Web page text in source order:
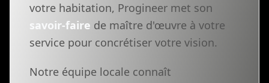
votre habitation, Progineer met son
savoir-faire de maître d'œuvre à votre
service pour concrétiser votre vision.
Notre équipe locale connaît